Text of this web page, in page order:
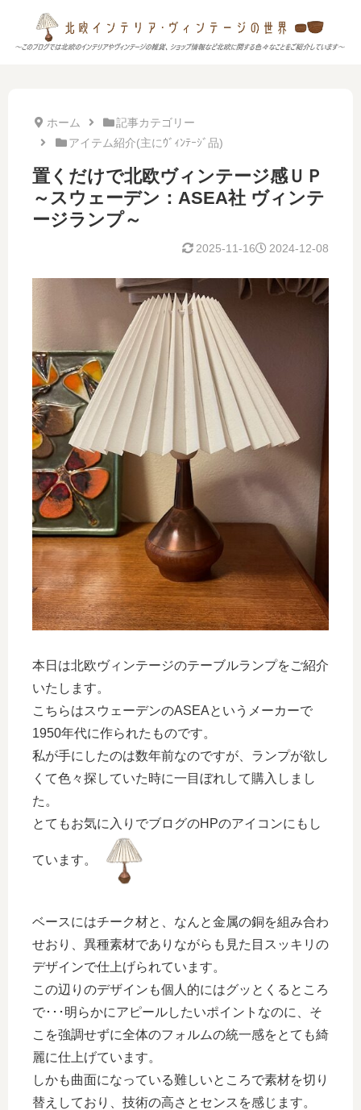
ホーム
記事カテゴリー
アイテム紹介(主にｳﾞｨﾝﾃｰｼﾞ品)
置くだけで北欧ヴィンテージ感ＵＰ
～スウェーデン：ASEA社 ヴィンテ
ージランプ～
2024-12-08
2025-11-16
本日は北欧ヴィンテージのテーブルランプをご紹介
いたします。
こちらはスウェーデンのASEAというメーカーで
1950年代に作られたものです。
私が手にしたのは数年前なのですが、ランプが欲し
くて色々探していた時に一目ぼれして購入しまし
た。
とてもお気に入りでブログのHPのアイコンにもし
ています。
ベースにはチーク材と、なんと金属の銅を組み合わ
せおり、異種素材でありながらも見た目スッキリの
デザインで仕上げられています。
この辺りのデザインも個人的にはグッとくるところ
で･･･明らかにアピールしたいポイントなのに、そ
こを強調せずに全体のフォルムの統一感をとても綺
麗に仕上げています。
しかも曲面になっている難しいところで素材を切り
替えしており、技術の高さとセンスを感じます。